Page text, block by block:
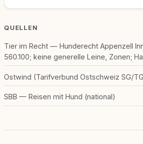
QUELLEN
Tier im Recht — Hunderecht Appenzell
560.100; keine generelle Leine, Zonen;
Ostwind (Tarifverbund Ostschweiz SG/
SBB — Reisen mit Hund (national)